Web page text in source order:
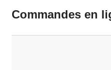
Commandes en